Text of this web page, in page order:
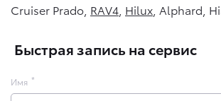
Cruiser Prado, RAV4 Hilux , Alphard,
Быстрая запись на сервис
Имя